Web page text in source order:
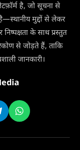
है, जो सूचना से
है—स्थानीय मुद्दों से लेकर
के साथ प्रस्तुत
से जोड़ते हैं, ताकि
जानकारी।